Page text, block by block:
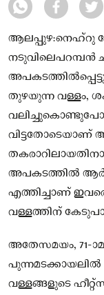
ആലപ്പുഴ:നെഹ്‌റു
നടുവിലെപറമ്പൻ
തുഴയുന്ന വള്ളം,
വിട്ടതോടെയാണ്
അപകടത്തിൽ
എത്തിച്ചാണ്
വള്ളത്തിന്
അതേസമയം, 71-
പുന്നമടക്കായലിൽ
വള്ളങ്ങളുടെ